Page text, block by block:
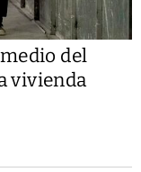
del
vivienda